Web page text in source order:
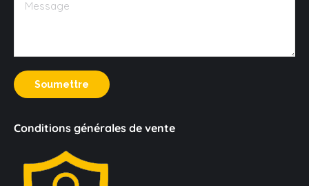
Loi Evin : "L'abus d'alcool est dangereux pour la santé, à